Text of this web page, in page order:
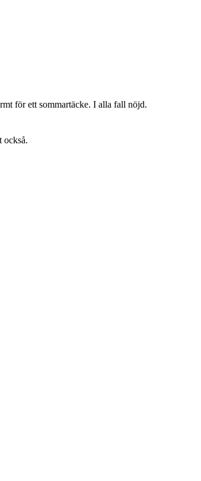
för ett sommartäcke. I alla fall nöjd.
också.